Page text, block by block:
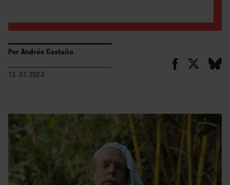
Por Andrés Castaño
12. 07. 2023